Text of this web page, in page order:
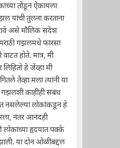
तोंडून ऐकायला
यांची तुलना करताना
असे मौलिक संदेश
गझलमधे फारसा
होते. मात्र, मी
हे जेंव्हा मी
तेंव्हा मला त्यांनी या
काहीही संबंध
नसलेल्या लोकांकडून हे
नंतर आनंदही
लोकांच्या हृदयात पक्के
या दोन ओळींबद्दल